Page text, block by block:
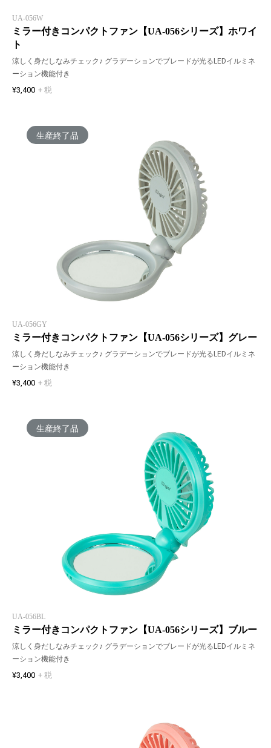
UA-056W
ミラー付きコンパクトファン【UA-056シリーズ】ホワイ
ト
涼しく身だしなみチェック♪ グラデーションでブレードが光るLEDイルミネ
ーション機能付き
¥3,400 + 税
生産終了品
UA-056GY
ミラー付きコンパクトファン【UA-056シリーズ】グレー
涼しく身だしなみチェック♪ グラデーションでブレードが光るLEDイルミネ
ーション機能付き
¥3,400 + 税
生産終了品
UA-056BL
ミラー付きコンパクトファン【UA-056シリーズ】ブルー
涼しく身だしなみチェック♪ グラデーションでブレードが光るLEDイルミネ
ーション機能付き
¥3,400 + 税